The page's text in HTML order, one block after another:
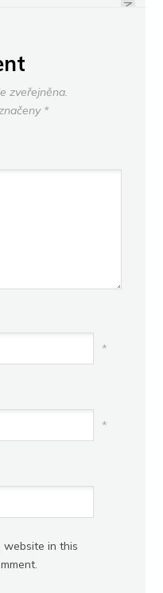
NEXT
zveřejněna.
*
*
*
website in this